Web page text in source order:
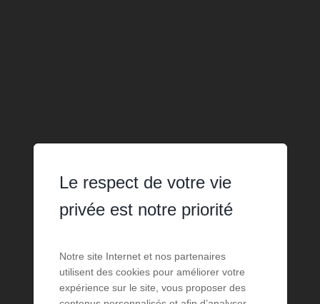
Le respect de votre vie
privée est notre priorité
Notre site Internet et nos partenaires
utilisent des cookies pour améliorer votre
expérience sur le site, vous proposer des